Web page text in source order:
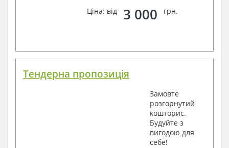
Ціна: від
3 000 грн.
Тендерна пропозиція
Замовте
розгорнутий
кошторис.
Будуйте з
вигодою для
себе!